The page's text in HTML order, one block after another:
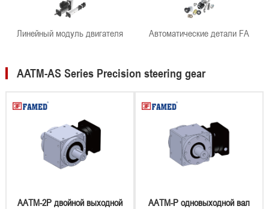
Линейный модуль двигателя Автоматические детали FA
AATM-AS Series Precision steering gear
AATM-2P двойной выходной
AATM-P одновыходной вал